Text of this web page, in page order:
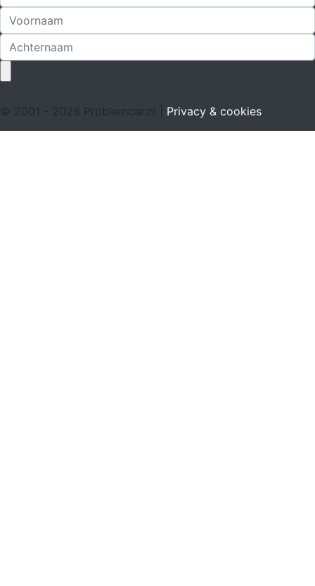
© 2001 - 2026 Problemcar.nl | Privacy & cookies